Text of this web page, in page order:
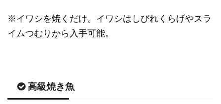
※イワシを焼くだけ。イワシはしびれくらげやスラ
イムつむりから入手可能。
高級焼き魚